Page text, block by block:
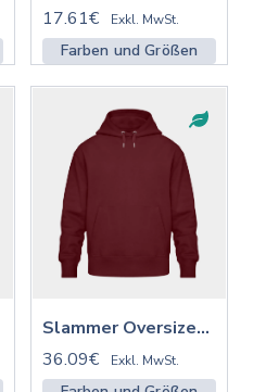
17.61€
Exkl. MwSt.
Farben und Größen
Slammer Oversized Hoodie ST/ST mit Stick | STSU856
36.09€
Exkl. MwSt.